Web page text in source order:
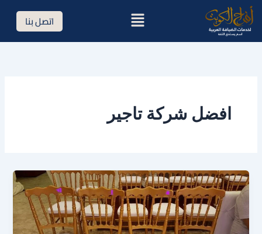
تخطي
إلى
المحتوى
القائمة اتصل بنا
افضل شركة تاجير